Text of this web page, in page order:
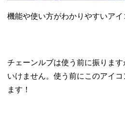
機能や使い方がわかりやすいアイ
チェーンルブは使う前に振りま
いけません。使う前にこのアイ
ます！